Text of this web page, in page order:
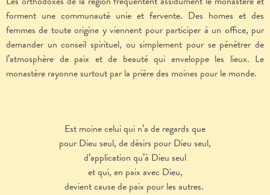
forment une communauté unie et fervente. Des homes et des
femmes de toute origine y viennent pour participer à un office, pur
demander un conseil spirituel, ou simplement pour se pénétrer de
l’atmosphère de paix et de beauté qui enveloppe les lieux. Le
monastère rayonne surtout par la prière des moines pour le monde.
Est moine celui qui n’a de regards que
pour Dieu seul, de désirs pour Dieu seul,
d’application qu’à Dieu seul
et qui, en paix avec Dieu,
devient cause de paix pour les autres.